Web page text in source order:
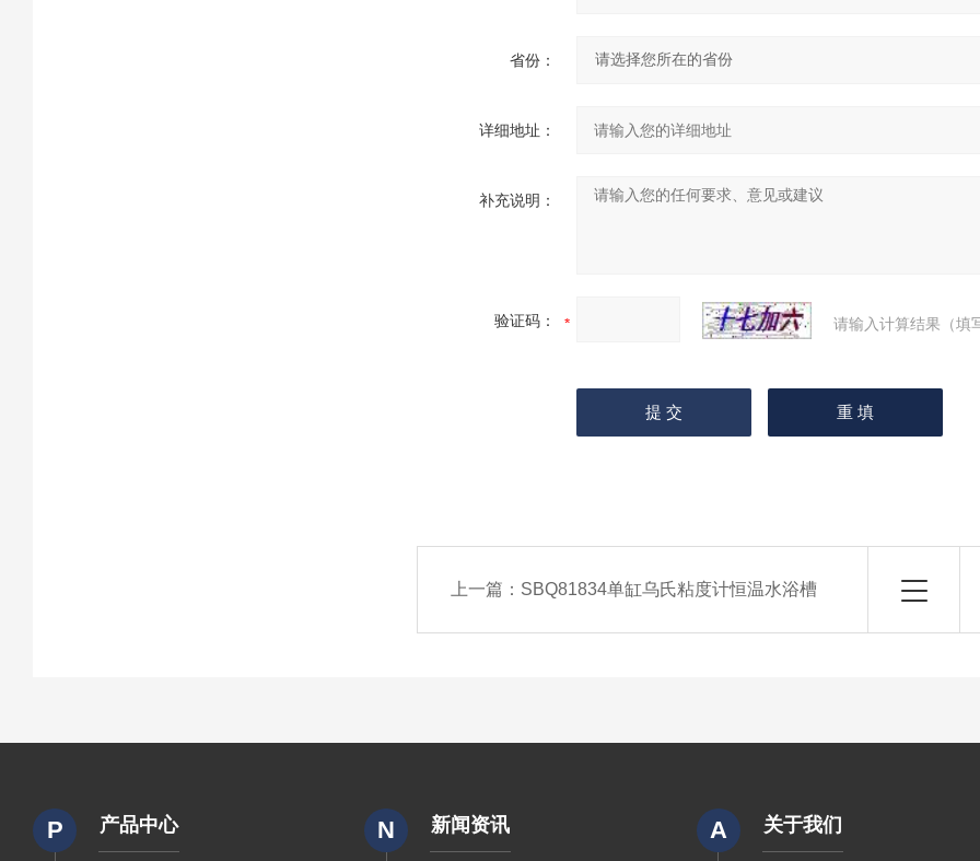
省份：
详细地址：
补充说明：
验证码： 请输入计算结果（填
上一篇： SBQ81834单缸乌氏粘度计恒温水浴槽
P 产品中心 N 新闻资讯 A 关于我们